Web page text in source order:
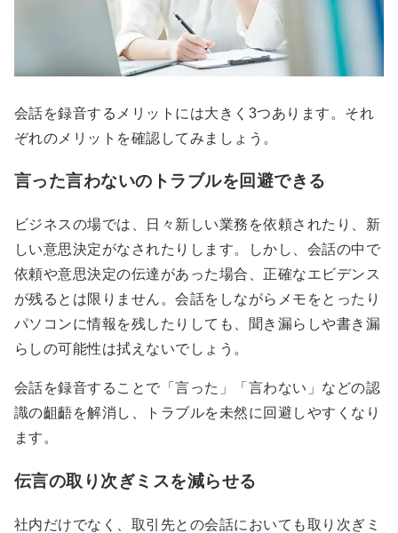
会話を録音するメリットには大きく3つあります。それ
ぞれのメリットを確認してみましょう。
言った言わないのトラブルを回避できる
ビジネスの場では、日々新しい業務を依頼されたり、新
しい意思決定がなされたりします。しかし、会話の中で
依頼や意思決定の伝達があった場合、正確なエビデンス
が残るとは限りません。会話をしながらメモをとったり
パソコンに情報を残したりしても、聞き漏らしや書き漏
らしの可能性は拭えないでしょう。
会話を録音することで「言った」「言わない」などの認
識の齟齬を解消し、トラブルを未然に回避しやすくなり
ます。
伝言の取り次ぎミスを減らせる
社内だけでなく、取引先との会話においても取り次ぎミ